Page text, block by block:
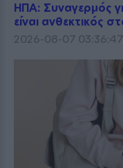
ΗΠΑ: Συναγερμός
είναι ανθεκτικός
2026-08-07 03:36:47